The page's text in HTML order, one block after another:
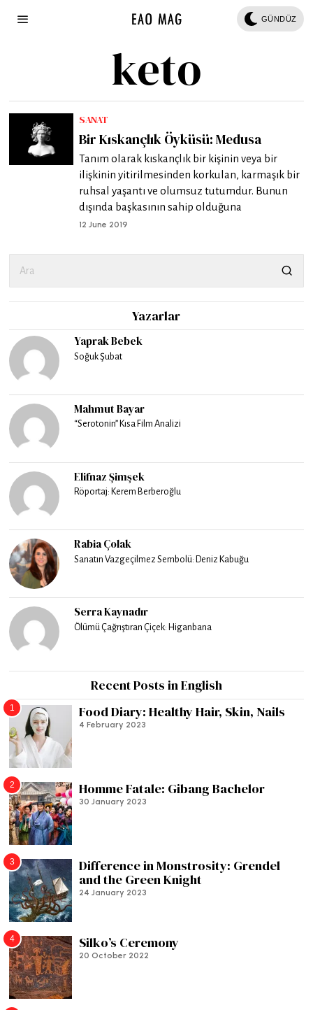
GÜNDÜZ
keto
SANAT
Bir Kıskançlık Öyküsü: Medusa
Tanım olarak kıskançlık bir kişinin veya bir
ilişkinin yitirilmesinden korkulan, karmaşık bir
ruhsal yaşantı ve olumsuz tutumdur. Bunun
dışında başkasının sahip olduğuna
12 June 2019
Yazarlar
Yaprak Bebek
Soğuk Şubat
Mahmut Bayar
“Serotonin” Kısa Film Analizi
Elifnaz Şimşek
Röportaj: Kerem Berberoğlu
Rabia Çolak
Sanatın Vazgeçilmez Sembolü: Deniz Kabuğu
Serra Kaynadır
Ölümü Çağrıştıran Çiçek: Higanbana
Recent Posts in English
1 Food Diary: Healthy Hair, Skin, Nails
4 February 2023
2 Homme Fatale: Gibang Bachelor
30 January 2023
3
Difference in Monstrosity: Grendel
and the Green Knight
24 January 2023
4 Silko’s Ceremony
20 October 2022